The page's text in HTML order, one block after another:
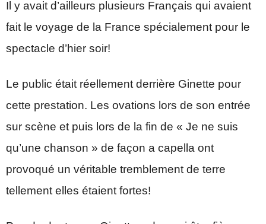
Il y avait d’ailleurs plusieurs Français qui avaient
fait le voyage de la France spécialement pour le
spectacle d’hier soir!
Le public était réellement derrière Ginette pour
cette prestation. Les ovations lors de son entrée
sur scène et puis lors de la fin de « Je ne suis
qu’une chanson » de façon a capella ont
provoqué un véritable tremblement de terre
tellement elles étaient fortes!